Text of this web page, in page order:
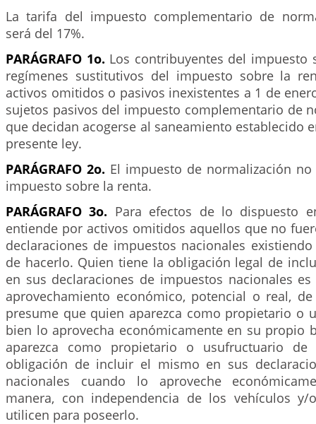
La tarifa del impuesto complementario de
será del 17%.
PARÁGRAFO 1o. Los contribuyentes del impuesto
regímenes sustitutivos del impuesto sobre la
activos omitidos o pasivos inexistentes a 1 de
sujetos pasivos del impuesto complementario de
que decidan acogerse al saneamiento establecido
presente ley.
PARÁGRAFO 2o. El impuesto de normalización
impuesto sobre la renta.
PARÁGRAFO 3o. Para efectos de lo dispuesto
entiende por activos omitidos aquellos que no
declaraciones de impuestos nacionales
de hacerlo. Quien tiene la obligación legal de
en sus declaraciones de impuestos nacionales
aprovechamiento económico, potencial o real,
presume que quien aparezca como propietario o
bien lo aprovecha económicamente en su propio
aparezca como propietario o usufructuario
obligación de incluir el mismo en sus
nacionales cuando lo aproveche
manera, con independencia de los vehículos y/
utilicen para poseerlo.